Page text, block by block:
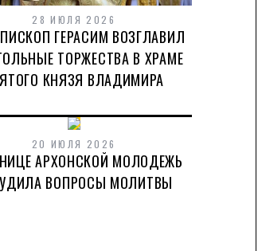
28 ИЮЛЯ 2026
ГЕРАСИМ ВОЗГЛАВИЛ
ТОРЖЕСТВА В ХРАМЕ
КНЯЗЯ ВЛАДИМИРА
20 ИЮЛЯ 2026
АРХОНСКОЙ МОЛОДЕЖЬ
ВОПРОСЫ МОЛИТВЫ